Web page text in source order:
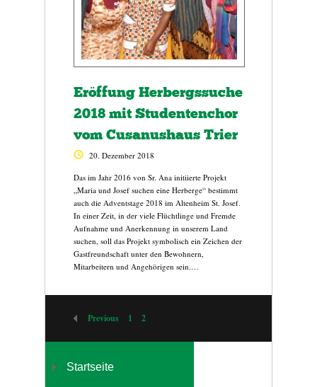
Eröffung Herbergssuche
2018 mit Studentenchor
vom Cusanushaus Trier
20. Dezember 2018
Das im Jahr 2016 von Sr. Ana initiierte Projekt
„Maria und Josef suchen eine Herberge“ bestimmt
auch die Adventstage 2018 im Altenheim St. Josef.
In einer Zeit, in der viele Flüchtlinge und Fremde
Aufnahme und Anerkennung in unserem Land
suchen, soll das Projekt symbolisch ein Zeichen der
Gastfreundschaft unter den Bewohnern,
Mitarbeitern und Angehörigen sein.…
Previous 1 2
Startseite